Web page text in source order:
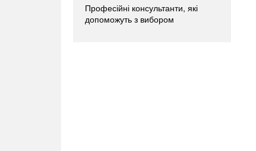
Професійні консультанти, які
допоможуть з вибором